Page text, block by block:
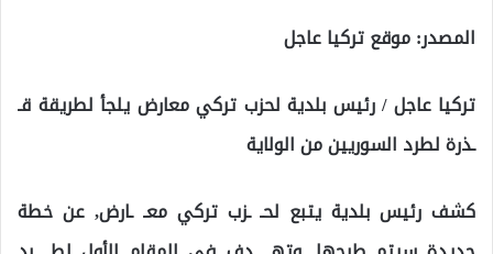
المصدر: موقع تركيا عاجل
تركيا عاجل / رئيس بلدية لحزب تركي معارض يلجأ لطريقة قـ
ـذرة لطرد السوريين من الولاية
كشف رئيس بلدية يتبع لحـ ـزب تركي معـ ـارض, عن خطة